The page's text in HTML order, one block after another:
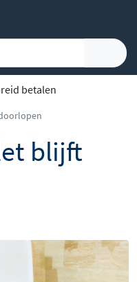
betalen
blijft